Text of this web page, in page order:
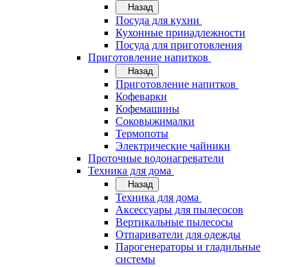
Назад
Посуда для кухни
Кухонные принадлежности
Посуда для приготовления
Приготовление напитков
Назад
Приготовление напитков
Кофеварки
Кофемашины
Соковыжималки
Термопоты
Электрические чайники
Проточные водонагреватели
Техника для дома
Назад
Техника для дома
Аксессуары для пылесосов
Вертикальные пылесосы
Отпариватели для одежды
Парогенераторы и гладильные
системы